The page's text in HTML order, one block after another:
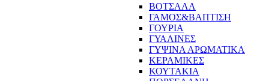
ΒΟΤΣΑΛΑ
ΓΑΜΟΣ&ΒΑΠΤΙΣΗ
ΓΟΥΡΙΑ
ΓΥΑΛΙΝΕΣ
ΓΥΨΙΝΑ ΑΡΩΜΑΤΙΚΑ
ΚΕΡΑΜΙΚΕΣ
ΚΟΥΤΑΚΙΑ